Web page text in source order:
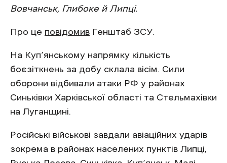
Вовчанськ, Глибоке й Липці.
Про це повідомив Генштаб ЗСУ.
На Куп’янському напрямку кількість
боєзіткнень за добу склала вісім. Сили
оборони відбивали атаки РФ у районах
Синьківки Харківської області та Стельмахівки
на Луганщині.
Російські військові завдали авіаційних ударів
зокрема в районах населених пунктів Липці,